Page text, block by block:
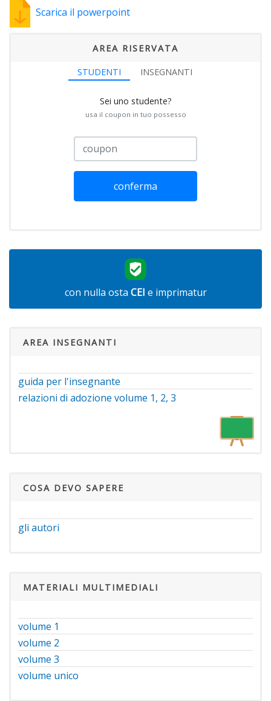
Scarica il powerpoint
AREA RISERVATA
STUDENTI INSEGNANTI
Sei uno studente?
usa il coupon in tuo possesso
conferma
con nulla osta CEI e imprimatur
AREA INSEGNANTI
guida per l'insegnante
relazioni di adozione volume 1, 2, 3
COSA DEVO SAPERE
gli autori
MATERIALI MULTIMEDIALI
volume 1
volume 2
volume 3
volume unico